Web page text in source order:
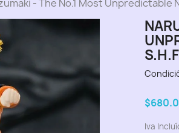
- The No.1 Most Unpredictable
Iva